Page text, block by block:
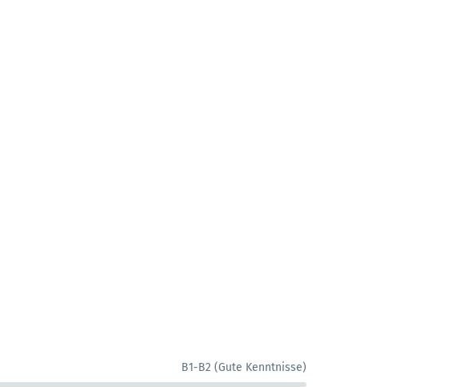
B1-B2 (Gute Kenntnisse)